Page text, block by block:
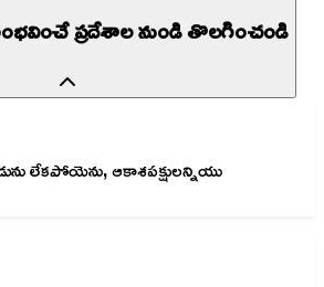
ప్రదేశాల నుండి తొలగించండి
లేకపోయెను, ఆకాశపక్షులన్నియు